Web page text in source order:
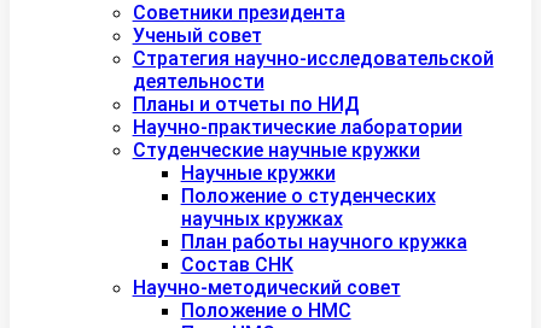
Советники президента
Ученый совет
Стратегия научно-исследовательской
деятельности
Планы и отчеты по НИД
Научно-практические лаборатории
Студенческие научные кружки
Научные кружки
Положение о студенческих
научных кружках
План работы научного кружка
Состав СНК
Научно-методический совет
Положение о НМС